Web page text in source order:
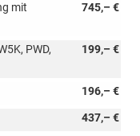
745,– €
mit
199,– €
PWD,
196,– €
437,– €